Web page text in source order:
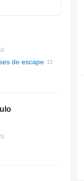
de escape